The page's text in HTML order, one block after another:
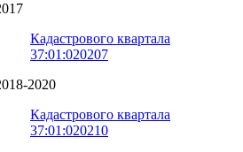
Кадастрового квартала
37:01:020207
2020
Кадастрового квартала
37:01:020210